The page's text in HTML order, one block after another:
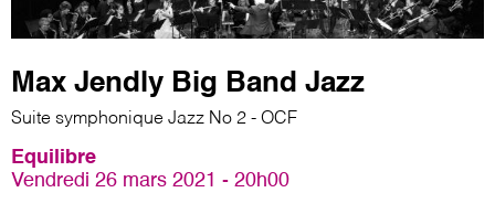
Max Jendly Big Band Jazz
Suite symphonique Jazz No 2 - OCF
Equilibre
Vendredi 26 mars 2021 - 20h00